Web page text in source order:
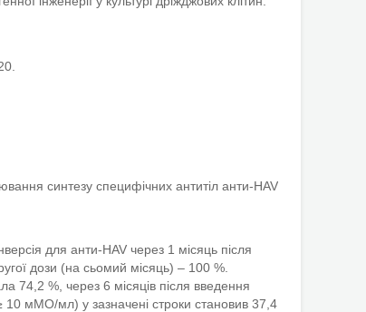
синтезу специфічних антитіл анти-HAV
для анти-HAV через 1 місяць після
дози (на сьомий місяць) – 100 %.
74,2 %, через 6 місяців після введення
10 мМО/мл) у зазначені строки становив 37,4